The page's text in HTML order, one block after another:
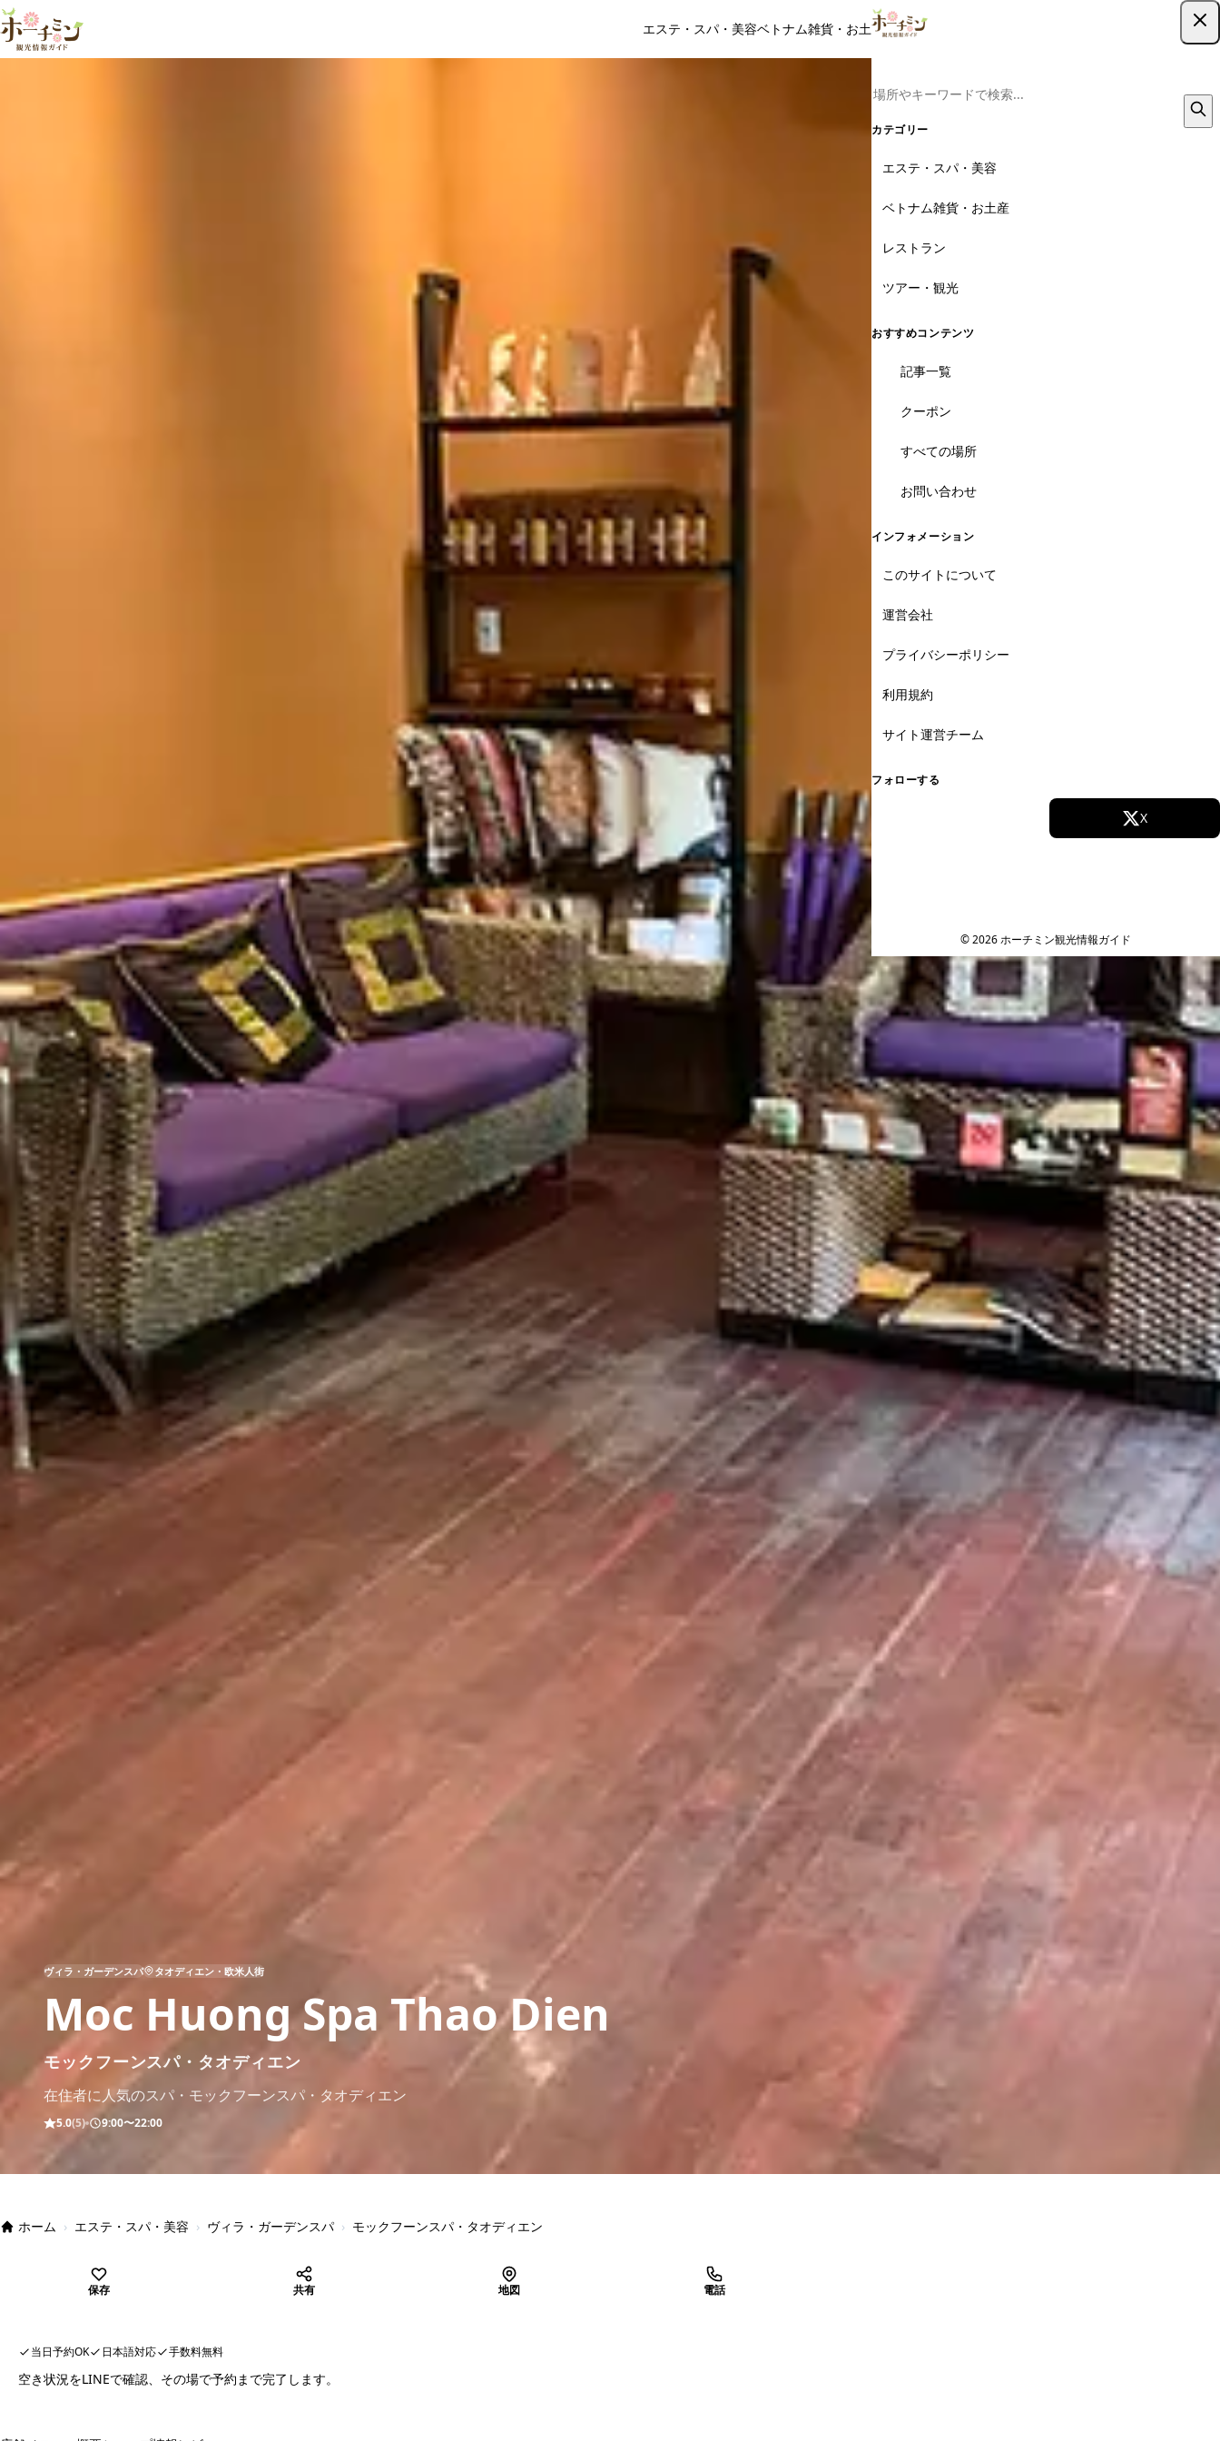
エステ・スパ・美容ベトナム雑貨・お土産レストラン
カテゴリー
エステ・スパ・美容
ベトナム雑貨・お土産
レストラン
ツアー・観光
おすすめコンテンツ
記事一覧
クーポン
すべての場所
お問い合わせ
インフォメーション
このサイトについて
運営会社
プライバシーポリシー
利用規約
サイト運営チーム
フォローする
X
© 2026 ホーチミン観光情報ガイド
ヴィラ・ガーデンスパ タオディエン・欧米人街
Moc Huong Spa Thao Dien
モックフーンスパ・タオディエン
在住者に人気のスパ・モックフーンスパ・タオディエン
5.0(5) 9:00〜22:00
ホーム › エステ・スパ・美容 › ヴィラ・ガーデンスパ › モックフーンスパ・タオディエン
保存 共有 地図 電話
当日予約OK 日本語対応 手数料無料
空き状況をLINEで確認、その場で予約まで完了します。